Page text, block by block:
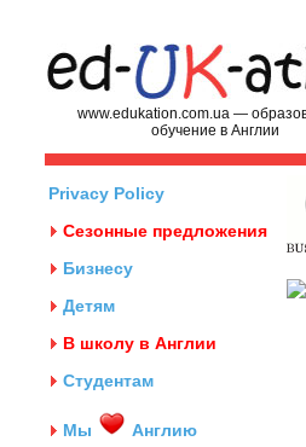
www.edukation.com.ua —
обучение в Англии
Privacy Policy
Сезонные предложения
Бизнесу
Детям
В школу в Англии
Студентам
Мы
Англию